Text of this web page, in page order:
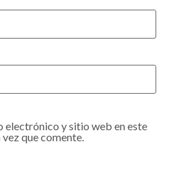
electrónico y sitio web en este
que comente.